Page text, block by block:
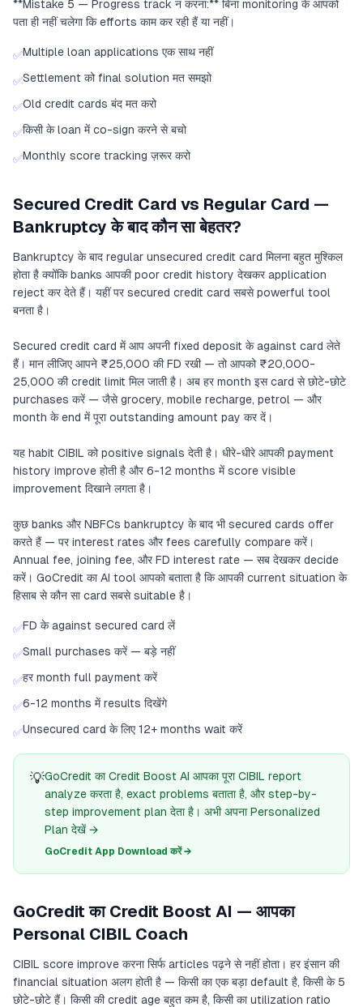
**Mistake 5 — Progress track न करना:** बिना monitoring के आपको
पता ही नहीं चलेगा कि efforts काम कर रही हैं या नहीं।
✅Multiple loan applications एक साथ नहीं
✅Settlement को final solution मत समझो
✅Old credit cards बंद मत करो
✅किसी के loan में co-sign करने से बचो
✅Monthly score tracking ज़रूर करो
Secured Credit Card vs Regular Card —
Bankruptcy के बाद कौन सा बेहतर?
Bankruptcy के बाद regular unsecured credit card मिलना बहुत मुश्किल
होता है क्योंकि banks आपकी poor credit history देखकर application
reject कर देते हैं। यहीं पर secured credit card सबसे powerful tool
बनता है।
Secured credit card में आप अपनी fixed deposit के against card लेते
हैं। मान लीजिए आपने ₹25,000 की FD रखी — तो आपको ₹20,000-
25,000 की credit limit मिल जाती है। अब हर month इस card से छोटे-छोटे
purchases करें — जैसे grocery, mobile recharge, petrol — और
month के end में पूरा outstanding amount pay कर दें।
यह habit CIBIL को positive signals देती है। धीरे-धीरे आपकी payment
history improve होती है और 6-12 months में score visible
improvement दिखाने लगता है।
कुछ banks और NBFCs bankruptcy के बाद भी secured cards offer
करते हैं — पर interest rates और fees carefully compare करें।
Annual fee, joining fee, और FD interest rate — सब देखकर decide
करें। GoCredit का AI tool आपको बताता है कि आपकी current situation के
हिसाब से कौन सा card सबसे suitable है।
✅FD के against secured card लें
✅Small purchases करें — बड़े नहीं
✅हर month full payment करें
✅6-12 months में results दिखेंगे
✅Unsecured card के लिए 12+ months wait करें
💡GoCredit का Credit Boost AI आपका पूरा CIBIL report
analyze करता है, exact problems बताता है, और step-by-
step improvement plan देता है। अभी अपना Personalized
Plan देखें →
GoCredit App Download करें →
GoCredit का Credit Boost AI — आपका
Personal CIBIL Coach
CIBIL score improve करना सिर्फ articles पढ़ने से नहीं होता। हर इंसान की
financial situation अलग होती है — किसी का एक बड़ा default है, किसी के 5
छोटे-छोटे हैं। किसी की credit age बहुत कम है, किसी का utilization ratio